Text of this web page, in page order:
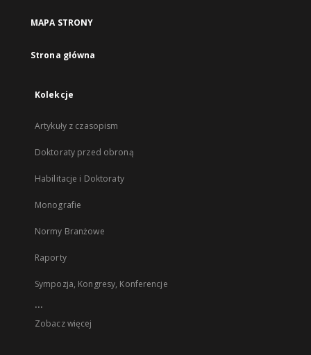
MAPA STRONY
Strona główna
Kolekcje
Artykuły z czasopism
Doktoraty przed obroną
Habilitacje i Doktoraty
Monografie
Normy Branżowe
Raporty
Sympozja, Kongresy, Konferencje
...
Zobacz więcej